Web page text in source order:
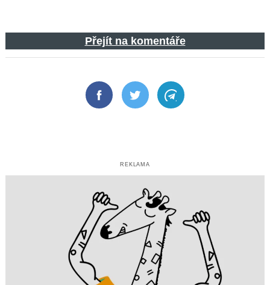
Přejít na komentáře
FacebookTwitter Telegram
REKLAMA